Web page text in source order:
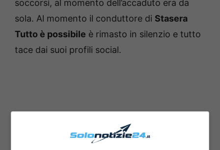
soccorsi, al momento dell’accaduto era da
sola. Al momento il conduttore di Stasera
Tutto è possibile è rimasto in silenzio e tutto
tace dai suoi profili social.